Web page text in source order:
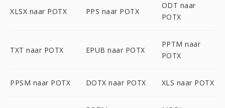
XLSX naar POTX PPS naar POTX
ODT naar
POTX
TXT naar POTX EPUB naar POTX
PPTM naar
POTX
PPSM naar POTX DOTX naar POTX XLS naar POTX